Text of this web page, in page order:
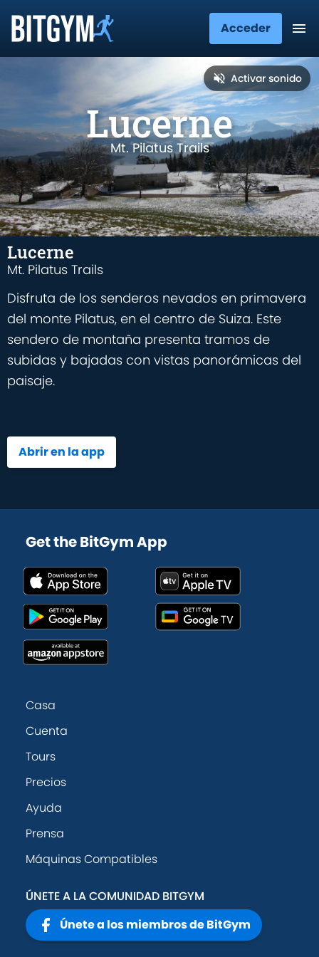
Acceder
Activar sonido
Lucerne
Mt. Pilatus Trails
Lucerne
Mt. Pilatus Trails
Disfruta de los senderos nevados en primavera
del monte Pilatus, en el centro de Suiza. Este
sendero de montaña presenta tramos de
subidas y bajadas con vistas panorámicas del
paisaje.
Abrir en la app
Get the BitGym App
Casa
Cuenta
Tours
Precios
Ayuda
Prensa
Máquinas Compatibles
ÚNETE A LA COMUNIDAD BITGYM
Únete a los miembros de BitGym